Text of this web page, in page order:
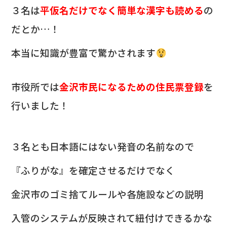
３名は平仮名だけでなく簡単な漢字も読めるの
だとか…！
本当に知識が豊富で驚かされます
市役所では金沢市民になるための住民票登録を
行いました！
３名とも日本語にはない発音の名前なので
『ふりがな』を確定させるだけでなく
金沢市のゴミ捨てルールや各施設などの説明
入管のシステムが反映されて紐付けできるかな